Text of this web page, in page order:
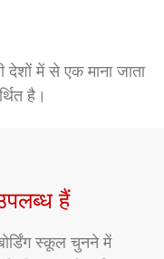
देशों में से एक माना जाता
है।
हैं
स्कूल चुनने में